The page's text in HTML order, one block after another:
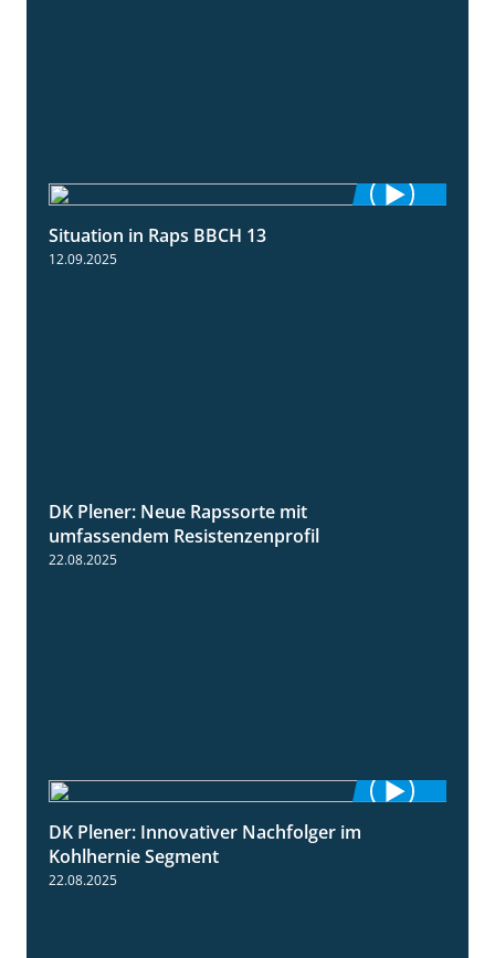
Situation in Raps BBCH 13
12.09.2025
DK Plener: Neue Rapssorte mit
umfassendem Resistenzenprofil
22.08.2025
DK Plener: Innovativer Nachfolger im
Kohlhernie Segment
22.08.2025